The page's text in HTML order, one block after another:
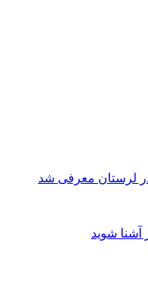
لرستان معرفی شد